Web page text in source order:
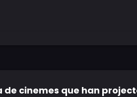
de cinemes que han